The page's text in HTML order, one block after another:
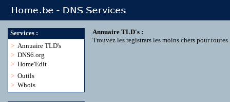
Services :
> Annuaire TLD's
> DNS6.org
> Home'Edit
> Outils
> Whois
Annuaire TLD's :
Trouvez les registrars les moins chers pour